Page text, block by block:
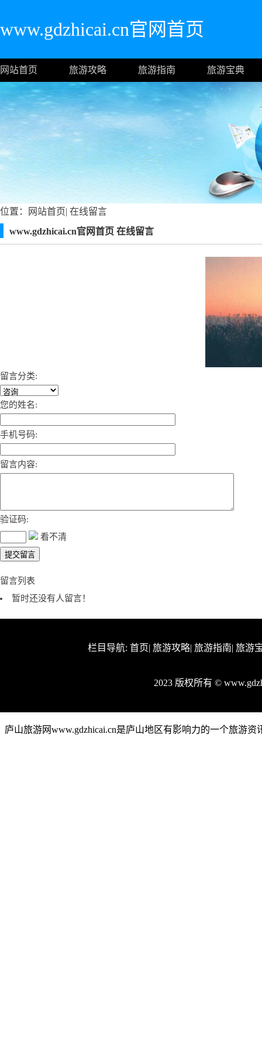
www.gdzhicai.cn官网首页
网站首页 旅游攻略 旅游指南 旅游宝典
位置： 网站首页| 在线留言
www.gdzhicai.cn官网首页 在线留言
留言分类:
您的姓名:
手机号码:
留言内容:
验证码:
看不清
留言列表
暂时还没有人留言！
栏目导航: 首页| 旅游攻略| 旅游指南| 旅游
2023 版权所有 ©
庐山旅游网www.gdzhicai.cn是庐山地区有影响力的一个旅游